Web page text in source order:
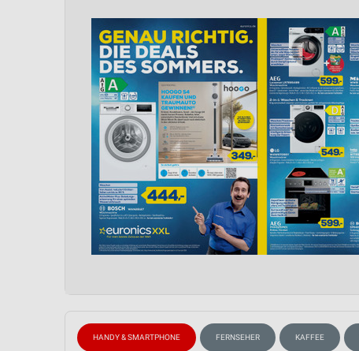
HANDY & SMARTPHONE FERNSEHER KAFFEE